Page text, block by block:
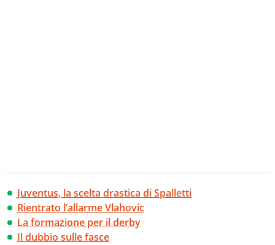
Juventus, la scelta drastica di Spalletti
Rientrato l’allarme Vlahovic
La formazione per il derby
Il dubbio sulle fasce